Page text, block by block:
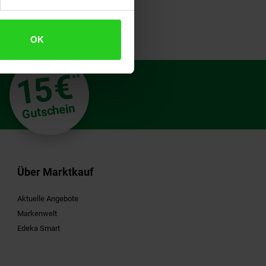
OK
15€**
Gutschein
Über Marktkauf
Aktuelle Angebote
Markenwelt
Edeka Smart